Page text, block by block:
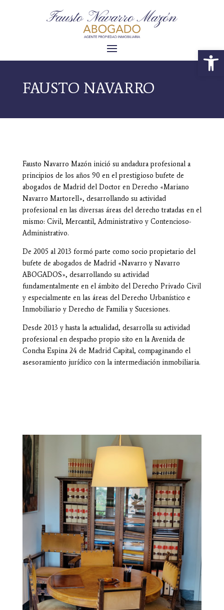
Abrir
FAUSTO NAVARRO
Fausto Navarro Mazón inició su andadura profesional a
principios de los años 90 en el prestigioso bufete de
abogados de Madrid del Doctor en Derecho «Mariano
Navarro Martorell», desarrollando su actividad
profesional en las diversas áreas del derecho tratadas en el
mismo: Civil, Mercantil, Administrativo y Contencioso-
Administrativo.
De 2005 al 2013 formó parte como socio propietario del
bufete de abogados de Madrid «Navarro y Navarro
ABOGADOS», desarrollando su actividad
fundamentalmente en el ámbito del Derecho Privado Civil
y especialmente en las áreas del Derecho Urbanístico e
Inmobiliario y Derecho de Familia y Sucesiones.
Desde 2013 y hasta la actualidad, desarrolla su actividad
profesional en despacho propio sito en la Avenida de
Concha Espina 24 de Madrid Capital, compaginando el
asesoramiento jurídico con la intermediación inmobiliaria.